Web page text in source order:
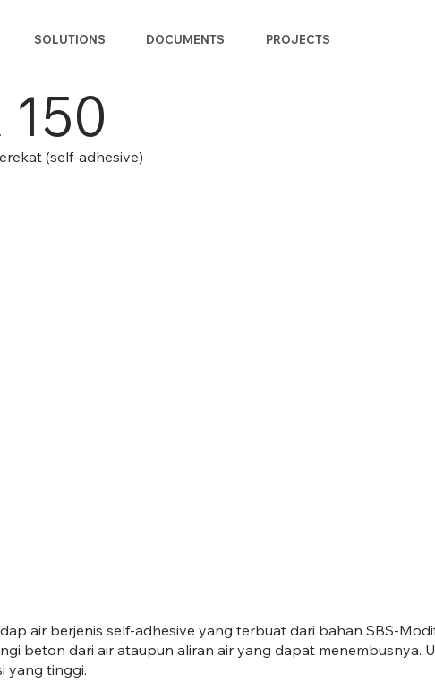
SOLUTIONS DOCUMENTS PROJECTS
(self-adhesive)
air berjenis self-adhesive yang terbuat dari bahan SBS-
beton dari air ataupun aliran air yang dapat menembusnya.
yang tinggi.